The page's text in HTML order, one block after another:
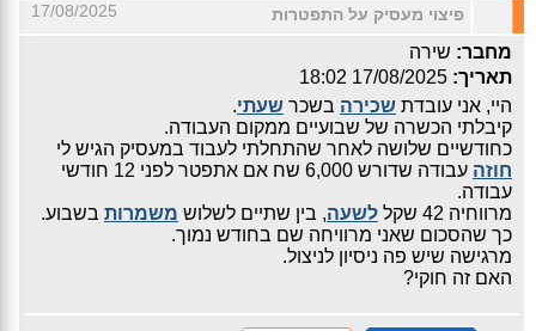
פיצוי מעסיק על התפטרות 17/08/2025
מחבר: שירה
תאריך: 17/08/2025 18:02
היי, אני עובדתשכירה בשכרשעתי.
קיבלתי הכשרה של שבועיים ממקום העבודה.
כחודשיים שלושה לאחר שהתחלתי לעבוד במעסיק הגיש לי
חוזה
עבודה שדורש 6,000 שח אם אתפטר לפני 12 חודשי
עבודה.
מרווחיה 42 שקל
לשעה, בין שתיים לשלוש משמרות בשבוע.
כך שהסכום שאני מרוויחה שם בחודש נמוך.
מרגישה שיש פה ניסיון לניצול.
האם זה חוקי?